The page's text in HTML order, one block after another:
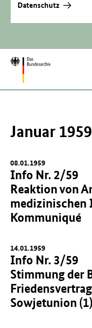
Datenschutz
Zur
Januar 1959
08.01.1959
Info Nr. 2/59
Reaktion von
Kommuniqué
14.01.1959
Info Nr. 3/59
Stimmung der
Sowjetunion (1)